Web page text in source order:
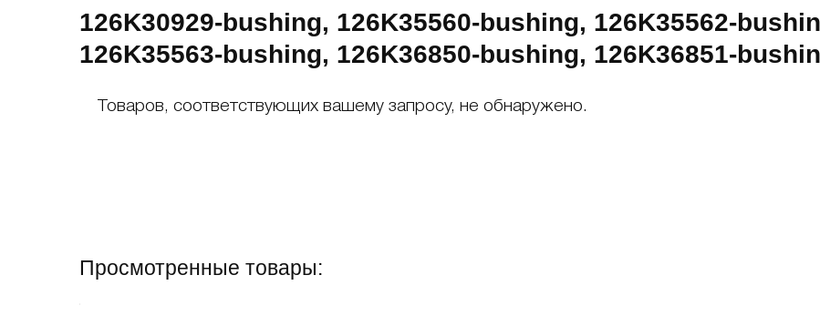
126K30929-bushing, 126K35560-bushing, 126K35562-
126K35563-bushing, 126K36850-bushing, 126K36851-
Товаров, соответствующих вашему запросу, не обнаружено.
Просмотренные товары: